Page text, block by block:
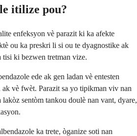
itilize pou?
enfeksyon vè parazit ki ka afekte
ou ka preskri li si ou te dyagnostike ak
tisi ki bezwen tretman vize.
ede ak gen ladan vè entesten
vè fwèt. Parazit sa yo tipikman viv nan
sentòm tankou doulè nan vant, dyare,
ka trete, òganize soti nan